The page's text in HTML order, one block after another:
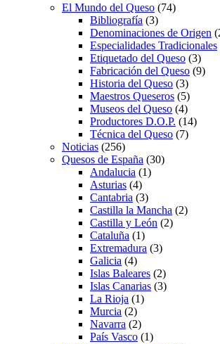
El Mundo del Queso (74)
Bibliografía (3)
Denominaciones de Origen
Especialidades Tradicionales
Etiquetado del Queso (3)
Fabricación del Queso (9)
Historia del Queso (3)
Maestros Queseros (5)
Museos del Queso (4)
Productores D.O.P. (14)
Técnica del Queso (7)
Noticias (256)
Quesos de España (30)
Andalucia (1)
Asturias (4)
Cantabria (3)
Castilla la Mancha (2)
Castilla y León (2)
Cataluña (1)
Extremadura (3)
Galicia (4)
Islas Baleares (2)
Islas Canarias (3)
La Rioja (1)
Murcia (2)
Navarra (2)
País Vasco (1)